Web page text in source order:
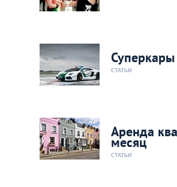
СТАТЬИ
Аренда
месяц
СТАТЬИ